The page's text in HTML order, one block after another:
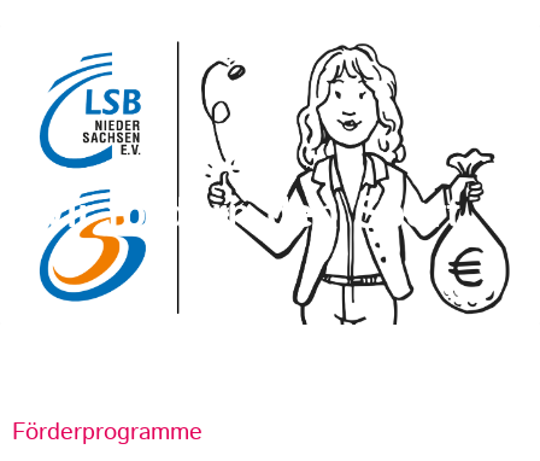
Wir fördern den Sport
Förderprogramme